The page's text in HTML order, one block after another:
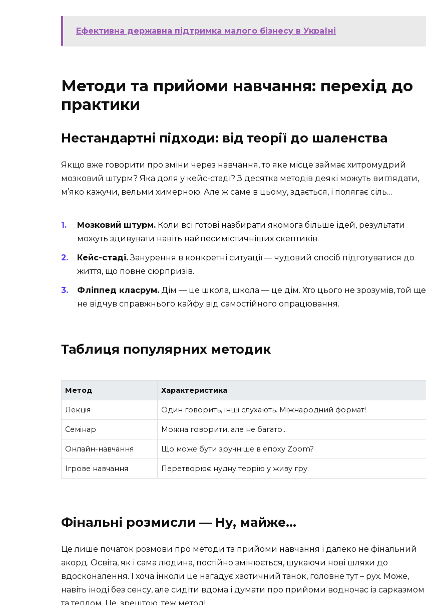
Ефективна державна підтримка малого бізнесу в Україні
Методи та прийоми навчання: перехід до
практики
Нестандартні підходи: від теорії до шаленства
Якщо вже говорити про зміни через навчання, то яке місце займає хитромудрий
мозковий штурм? Яка доля у кейс-стаді? З десятка методів деякі можуть виглядати,
м’яко кажучи, вельми химерною. Але ж саме в цьому, здається, і полягає сіль…
Мозковий штурм. Коли всі готові назбирати якомога більше ідей, результати
можуть здивувати навіть найпесимістичніших скептиків.
Кейс-стаді.Занурення в конкретні ситуації — чудовий спосіб підготуватися до
життя, що повне сюрпризів.
Фліппед класрум. Дім — це школа, школа — це дім. Хто цього не зрозумів, той ще
не відчув справжнього кайфу від самостійного опрацювання.
Таблиця популярних методик
Метод Характеристика
Лекція Один говорить, інші слухають. Міжнародний формат!
Семінар Можна говорити, але не багато…
Онлайн-навчання Що може бути зручніше в епоху Zoom?
Ігрове навчання Перетворює нудну теорію у живу гру.
Фінальні розмисли — Ну, майже…
Це лише початок розмови про методи та прийоми навчання і далеко не фінальний
акорд. Освіта, як і сама людина, постійно змінюється, шукаючи нові шляхи до
вдосконалення. І хоча інколи це нагадує хаотичний танок, головне тут – рух. Може,
навіть іноді без сенсу, але сидіти вдома і думати про прийоми водночас із сарказмом